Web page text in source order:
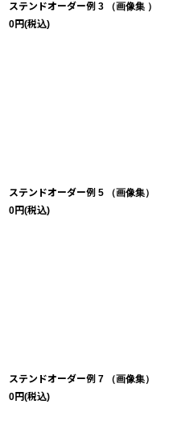
ステンドオーダー例 3 （画像集 ）
0円(税込)
ステンドオーダー例 5 （画像集）
0円(税込)
ステンドオーダー例 7 （画像集）
0円(税込)